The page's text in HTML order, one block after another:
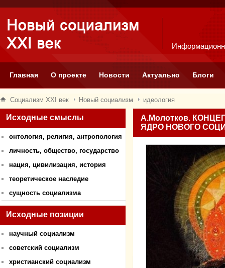
Главная О проекте Новости Актуально Блоги
Социализм XXI век Новый социализм идеология
Исходные смыслы
онтология, религия, антропология
личность, общество, государство
нация, цивилизация, история
теоретическое наследие
сущность социализма
Исходные позиции
научный социализм
советский социализм
христианский социализм
А.Молотков.
ЯДРО НОВОГО